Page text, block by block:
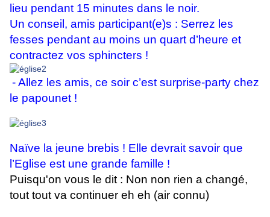
lieu pendant 15 minutes dans le noir.
Un conseil, amis participant(e)s : Serrez les
fesses pendant au moins un quart d’heure et
contractez vos sphincters !
- Allez les amis, ce soir c’est surprise-party chez
le papounet !
Naïve la jeune brebis ! Elle devrait savoir que
l’Eglise est une grande famille !
Puisqu'on vous le dit : Non non rien a changé,
tout tout va continuer eh eh (air connu)